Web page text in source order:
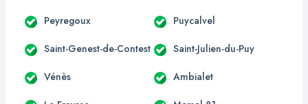
Peyregoux Puycalvel
Saint-Genest-de-Contest Saint-Julien-du-Puy
Vénès Ambialet